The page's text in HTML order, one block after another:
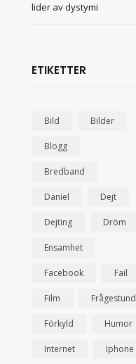
lider av dystymi
ETIKETTER
Bild Bilder
Blogg
Bredband
Daniel Dejt
Dejting Dröm
Ensamhet
Facebook Fail
Film Frågestund
Förkyld Humor
Internet Iphone